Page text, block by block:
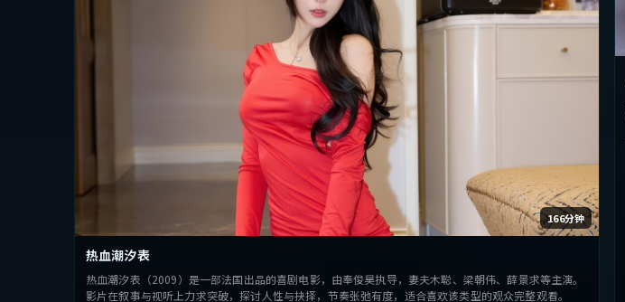
166分钟
热血潮汐表
热血潮汐表（2009）是一部法国出品的喜剧电影，由奉俊昊执导，妻夫木聪、梁朝伟、薛景求等主演。
影片在叙事与视听上力求突破，探讨人性与抉择，节奏张弛有度，适合喜欢该类型的观众完整观看。